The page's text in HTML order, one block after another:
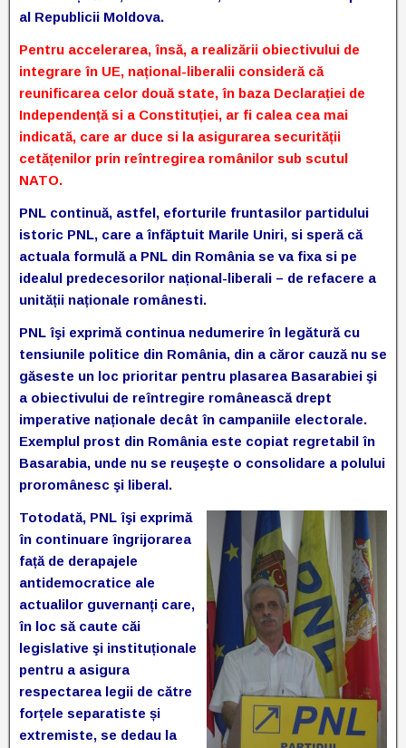
al Republicii Moldova.
Pentru accelerarea, însă, a realizării obiectivului de
integrare în UE, național-liberalii consideră că
reunificarea celor două state, în baza Declarației de
Independență si a Constituției, ar fi calea cea mai
indicată, care ar duce si la asigurarea securității
cetățenilor prin reîntregirea românilor sub scutul
NATO.
PNL continuă, astfel, eforturile fruntasilor partidului
istoric PNL, care a înfăptuit Marile Uniri, si speră că
actuala formulă a PNL din România se va fixa si pe
idealul predecesorilor național-liberali – de refacere a
unității naționale românesti.
PNL îşi exprimă continua nedumerire în legătură cu
tensiunile politice din România, din a căror cauză nu se
găseste un loc prioritar pentru plasarea Basarabiei şi
a obiectivului de reîntregire românească drept
imperative naționale decât în campaniile electorale.
Exemplul prost din România este copiat regretabil în
Basarabia, unde nu se reuşeşte o consolidare a polului
proromânesc şi liberal.
Totodată, PNL îşi exprimă
în continuare îngrijorarea
față de derapajele
antidemocratice ale
actualilor guvernanți care,
în loc să caute căi
legislative şi instituționale
pentru a asigura
respectarea legii de către
forțele separatiste și
extremiste, se dedau la